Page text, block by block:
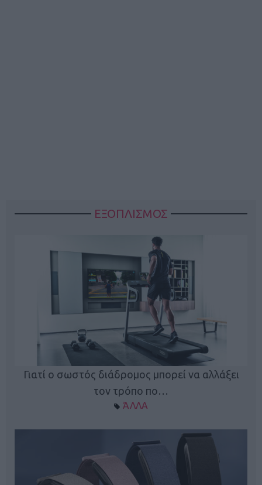
ΕΞΟΠΛΙΣΜΟΣ
Γιατί ο σωστός διάδρομος μπορεί να αλλάξει
τον τρόπο πο…
ΆΛΛΑ